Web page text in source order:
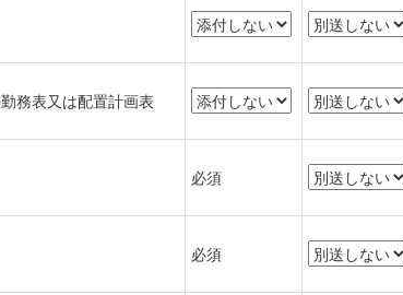
務表又は配置計画表
必須
必須